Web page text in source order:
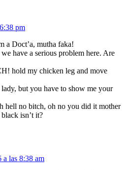
pm
a Doct’a, mutha faka!
have a serious problem here. Are
hold my chicken leg and move
but you have to show me your
hell no bitch, oh no you did it mother
isn’t it?
a las 8:38 am